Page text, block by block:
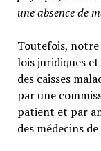
une absence de
Toutefois, notre
lois juridiques
des caisses
par une
patient et par
des médecins